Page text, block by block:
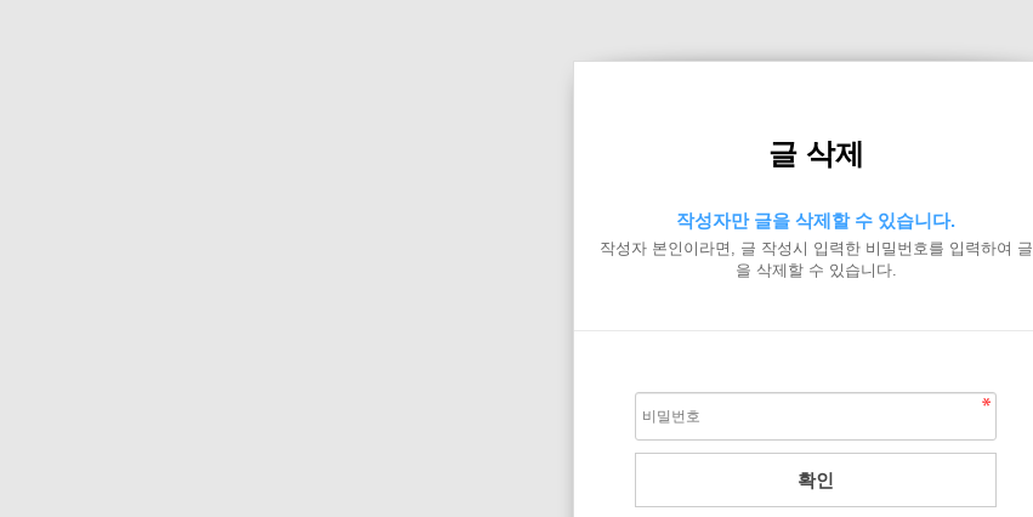
글 삭제
작성자만 글을 삭제할 수 있습니다.
작성자 본인이라면, 글 작성시 입력한 비밀번호를 입력하여 글
을 삭제할 수 있습니다.